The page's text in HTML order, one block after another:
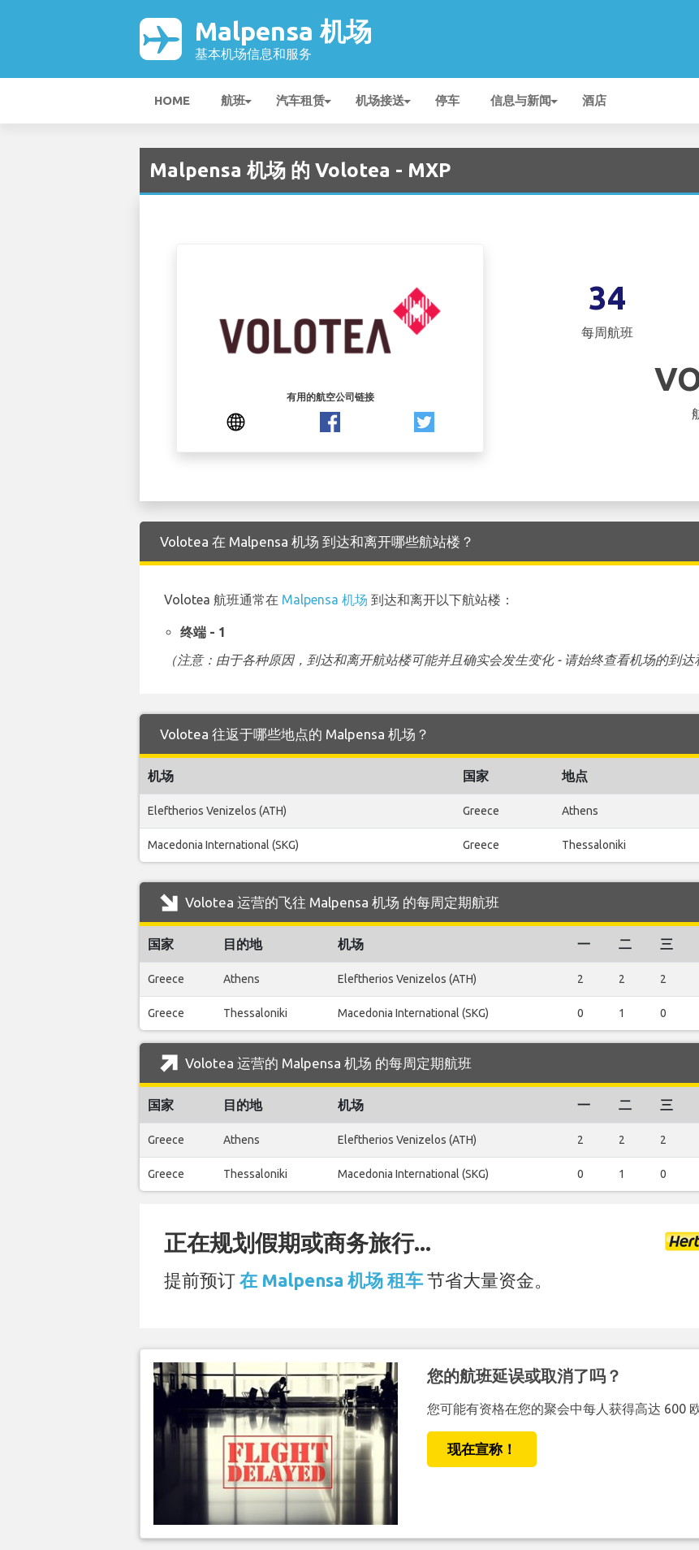
Malpensa 机场
基本机场信息和服务
HOME 航班 汽车租赁 机场接送 停车 信息与新闻 酒店
Malpensa 机场 的 Volotea - MXP
有用的航空公司链接
34
每周航班
Volotea 在 Malpensa 机场 到达和离开哪些航站楼？
Volotea 航班通常在 Malpensa 机场 到达和离开以下航站楼：
终端 - 1
（注意：由于各种原因，到达和离开航站楼可能并且确实会发生变化 - 请始终查看机场的到达
Volotea 往返于哪些地点的 Malpensa 机场？
机场 国家 地点
Eleftherios Venizelos (ATH) Greece Athens
Macedonia International (SKG) Greece Thessaloniki
Volotea 运营的飞往 Malpensa 机场 的每周定期航班
国家 目的地 机场 一 二 三
Greece Athens Eleftherios Venizelos (ATH) 2 2 2
Greece Thessaloniki Macedonia International (SKG) 0 1 0
Volotea 运营的 Malpensa 机场 的每周定期航班
国家 目的地 机场 一 二 三
Greece Athens Eleftherios Venizelos (ATH) 2 2 2
Greece Thessaloniki Macedonia International (SKG) 0 1 0
正在规划假期或商务旅行...
提前预订 在 Malpensa 机场 租车 节省大量资金。
您的航班延误或取消了吗？
您可能有资格在您的聚会中每人获得高达 600
现在宣称！